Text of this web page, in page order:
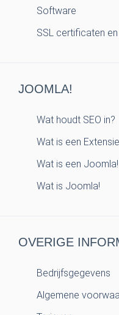
Software
SSL certificaten
JOOMLA!
Wat houdt SEO in?
Wat is een
Wat is een
Wat is Joomla!
OVERIGE
Bedrijfsgegevens
Algemene